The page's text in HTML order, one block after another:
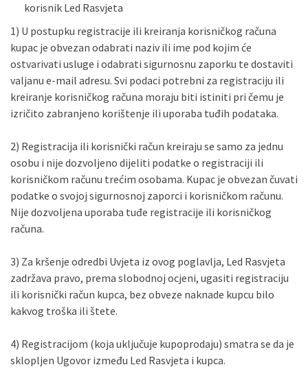
korisnik Led Rasvjeta
1) U postupku registracije ili kreiranja korisničkog računa
kupac je obvezan odabrati naziv ili ime pod kojim će
ostvarivati usluge i odabrati sigurnosnu zaporku te dostaviti
valjanu e-mail adresu. Svi podaci potrebni za registraciju ili
kreiranje korisničkog računa moraju biti istiniti pri čemu je
izričito zabranjeno korištenje ili uporaba tuđih podataka.
2) Registracija ili korisnički račun kreiraju se samo za jednu
osobu i nije dozvoljeno dijeliti podatke o registraciji ili
korisničkom računu trećim osobama. Kupac je obvezan čuvati
podatke o svojoj sigurnosnoj zaporci i korisničkom računu.
Nije dozvoljena uporaba tuđe registracije ili korisničkog
računa.
3) Za kršenje odredbi Uvjeta iz ovog poglavlja, Led Rasvjeta
zadržava pravo, prema slobodnoj ocjeni, ugasiti registraciju
ili korisnički račun kupca, bez obveze naknade kupcu bilo
kakvog troška ili štete.
4) Registracijom (koja uključuje kupoprodaju) smatra se da je
sklopljen Ugovor između Led Rasvjeta i kupca.